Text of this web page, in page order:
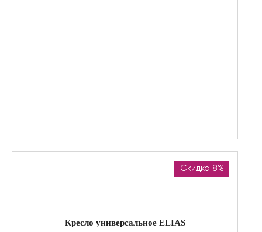
Скидка 8%
Кресло универсальное ELIAS